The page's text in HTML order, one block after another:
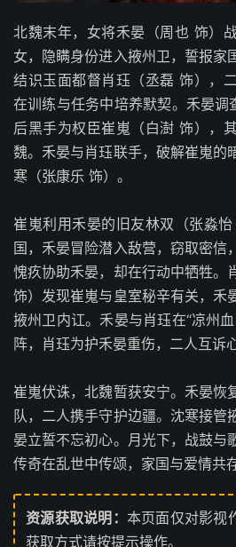
北魏末年，女将禾晏（周也 饰）
女，隐瞒身份进入掖州卫，誓报家
结识玉面都督肖珏（丞磊 饰），
在训练与任务中培养默契。禾晏调
后黑手为权臣崔嵬（白澍 饰），
魏。禾晏与肖珏联手，破解崔嵬的
寒（张康乐 饰）。
崔嵬利用禾晏的旧友林双（张淼
国，禾晏冒险潜入敌营，窃取密信
愧疚协助禾晏，却在行动中牺牲。
饰）发现崔嵬与皇室秘辛有关，禾
掖州卫内讧。禾晏与肖珏在“凉州
阵，肖珏为护禾晏重伤，二人互诉心
崔嵬伏诛，北魏暂获安宁。禾晏恢
队，二人携手守护边疆。沈寒接管
晏立誓不忘初心。月光下，战鼓与
传奇在乱世中传颂，家国与爱情共存
资源获取说明： 本页面仅对影视
获取方式请按提示操作。